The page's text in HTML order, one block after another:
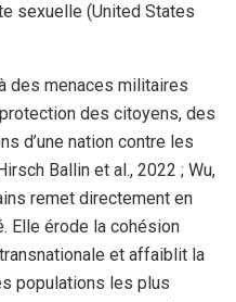
sexuelle (United States
des menaces militaires
des citoyens, des
d’une nation contre les
Ballin et al., 2022 ; Wu,
remet directement en
Elle érode la cohésion
et affaiblit la
populations les plus